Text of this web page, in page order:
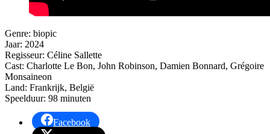
Genre: biopic
Jaar: 2024
Regisseur: Céline Sallette
Cast: Charlotte Le Bon, John Robinson, Damien Bonnard, Grégoire
Monsaineon
Land: Frankrijk, België
Speelduur: 98 minuten
Facebook